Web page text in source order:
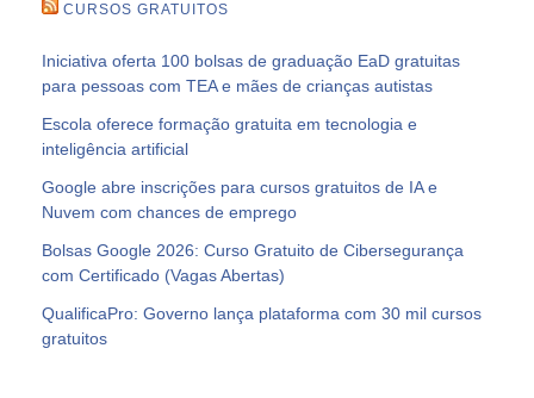
CURSOS GRATUITOS
Iniciativa oferta 100 bolsas de graduação EaD gratuitas
para pessoas com TEA e mães de crianças autistas
Escola oferece formação gratuita em tecnologia e
inteligência artificial
Google abre inscrições para cursos gratuitos de IA e
Nuvem com chances de emprego
Bolsas Google 2026: Curso Gratuito de Cibersegurança
com Certificado (Vagas Abertas)
QualificaPro: Governo lança plataforma com 30 mil cursos
gratuitos